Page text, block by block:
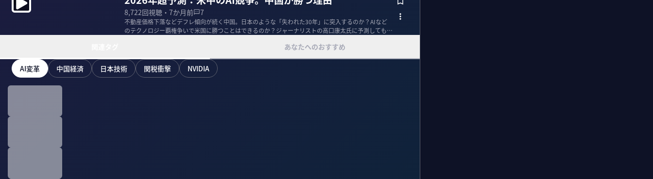
8,722回視聴・ 7か月前 7
不動産価格下落などデフレ傾向が続く中国。日本のような「失われた30年」に突入するのか？AIなど
のテクノロジー覇権争いで米国に勝つことはできるのか？ジャーナリストの高口康太氏に予測してもら
あなたへのおすすめ
AI変革 中国経済 日本技術 関税衝撃 NVIDIA